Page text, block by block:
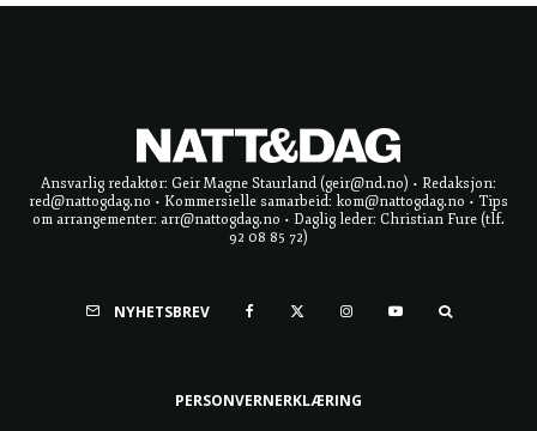
Ansvarlig redaktør: Geir Magne Staurland (geir@nd.no) • Redaksjon:
red@nattogdag.no • Kommersielle samarbeid: kom@nattogdag.no • Tips
om arrangementer: arr@nattogdag.no • Daglig leder: Christian Fure (tlf.
92 08 85 72)
NYHETSBREV
PERSONVERNERKLÆRING